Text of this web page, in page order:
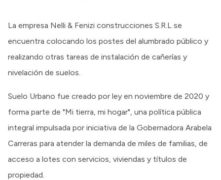
La empresa Nelli & Fenizi construcciones S.R.L se
encuentra colocando los postes del alumbrado público y
realizando otras tareas de instalación de cañerías y
nivelación de suelos.
Suelo Urbano fue creado por ley en noviembre de 2020 y
forma parte de "Mi tierra, mi hogar", una política pública
integral impulsada por iniciativa de la Gobernadora Arabela
Carreras para atender la demanda de miles de familias, de
acceso a lotes con servicios, viviendas y títulos de
propiedad.